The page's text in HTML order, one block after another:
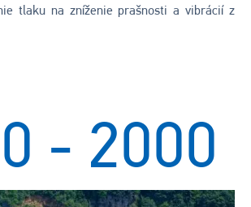
tlaku na zníženie prašnosti a vibrácií z
- 2000